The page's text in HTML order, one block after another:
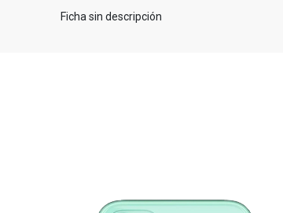
Ficha sin descripción